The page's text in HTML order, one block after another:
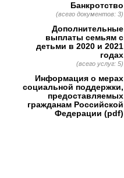
Банкротство
(всего документов: 3)
Дополнительные
выплаты семьям с
детьми в 2020 и 2021
годах
(всего услуг: 5)
Информация о мерах
социальной поддержки,
предоставляемых
гражданам Российской
Федерации (pdf)